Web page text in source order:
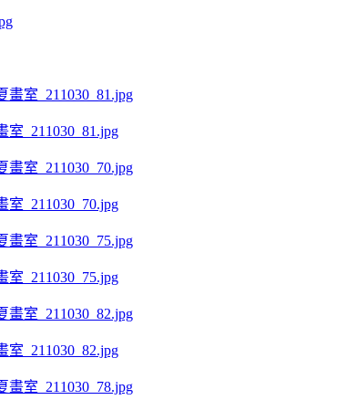
_211030_81.jpg
_211030_70.jpg
_211030_75.jpg
_211030_82.jpg